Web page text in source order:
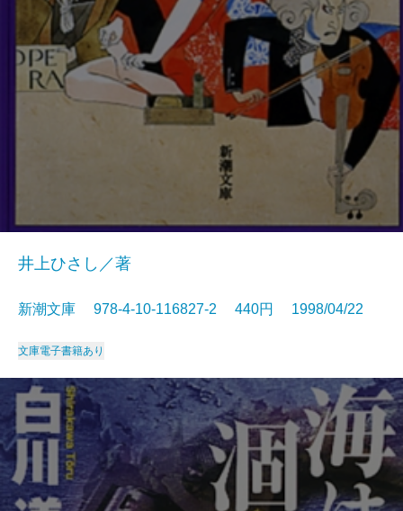
井上ひさし／著
新潮文庫 978-4-10-116827-2 440円 1998/04/22
文庫電子書籍あり